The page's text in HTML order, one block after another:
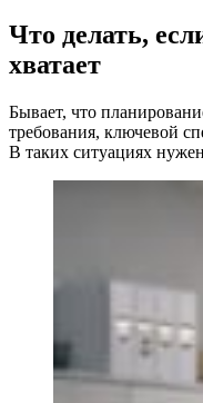
Что делать,
хватает
Бывает, что
требования, ключевой
В таких ситуациях